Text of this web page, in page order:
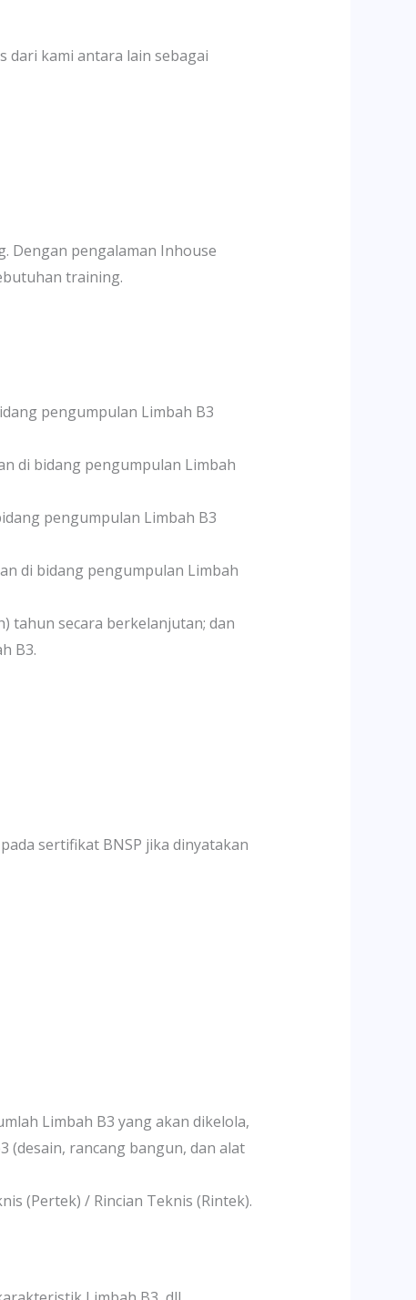
dari kami antara lain sebagai
Dengan pengalaman Inhouse
training.
pengumpulan Limbah B3
di bidang pengumpulan Limbah
pengumpulan Limbah B3
di bidang pengumpulan Limbah
tahun secara berkelanjutan; dan
B3.
sertifikat BNSP jika dinyatakan
Limbah B3 yang akan dikelola,
(desain, rancang bangun, dan alat
(Pertek) / Rincian Teknis (Rintek).